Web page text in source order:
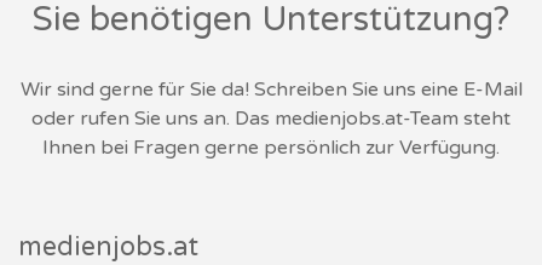
Sie benötigen Unterstützung?
Wir sind gerne für Sie da! Schreiben Sie uns eine E-Mail
oder rufen Sie uns an. Das medienjobs.at-Team steht
Ihnen bei Fragen gerne persönlich zur Verfügung.
medienjobs.at